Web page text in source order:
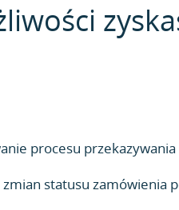
procesu
zmian statusu zamówienia